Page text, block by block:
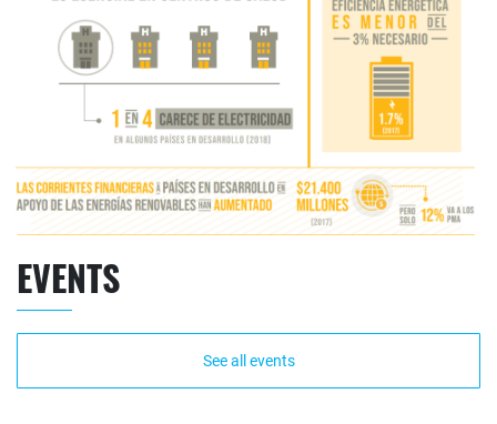
EVENTS
See all events